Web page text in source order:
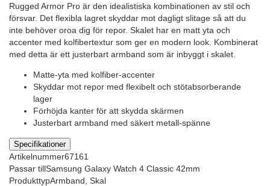
Rugged Armor Pro är den idealistiska kombinationen av stil och
försvar. Det flexibla lagret skyddar mot dagligt slitage så att du
inte behöver oroa dig för repor. Skalet har en matt yta och
accenter med kolfibertextur som ger en modern look. Kombinerat
med detta är ett justerbart armband som är inbyggt i skalet.
Matte-yta med kolfiber-accenter
Skyddar mot repor med flexibelt och stötabsorberande
lager
Förhöjda kanter för att skydda skärmen
Justerbart armband med säkert metall-spänne
Specifikationer
Artikelnummer67161
Passar tillSamsung Galaxy Watch 4 Classic 42mm
ProdukttypArmband, Skal